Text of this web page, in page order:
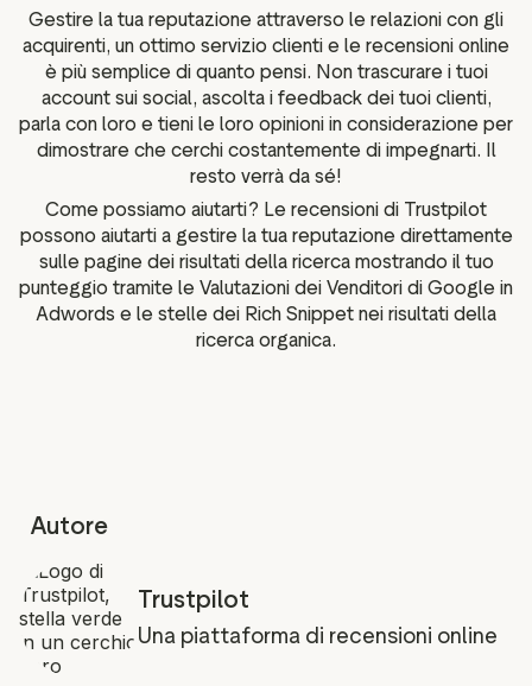
Gestire la tua reputazione attraverso le relazioni con gli
acquirenti, un ottimo servizio clienti e le recensioni online
è più semplice di quanto pensi. Non trascurare i tuoi
account sui social, ascolta i feedback dei tuoi clienti,
parla con loro e tieni le loro opinioni in considerazione per
dimostrare che cerchi costantemente di impegnarti. Il
resto verrà da sé!
Come possiamo aiutarti? Le recensioni di Trustpilot
possono aiutarti a gestire la tua reputazione direttamente
sulle pagine dei risultati della ricerca mostrando il tuo
punteggio tramite le Valutazioni dei Venditori di Google in
Adwords e le stelle dei Rich Snippet nei risultati della
ricerca organica.
Autore
Trustpilot
Una piattaforma di recensioni online